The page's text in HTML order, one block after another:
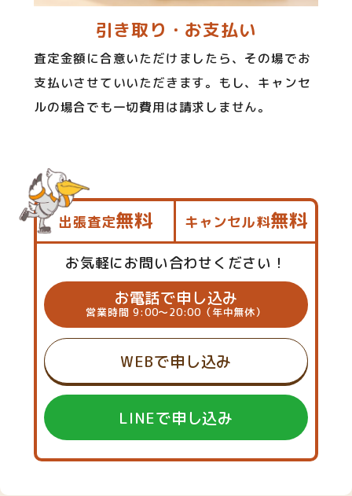
引き取り・お支払い
査定金額に合意いただけましたら、その場でお
支払いさせていいただきます。もし、キャンセ
ルの場合でも一切費用は請求しません。
出張査定無料 キャンセル料無料
お気軽にお問い合わせください！
お電話で申し込み
営業時間 9:00～20:00（年中無休）
WEBで申し込み
LINEで申し込み